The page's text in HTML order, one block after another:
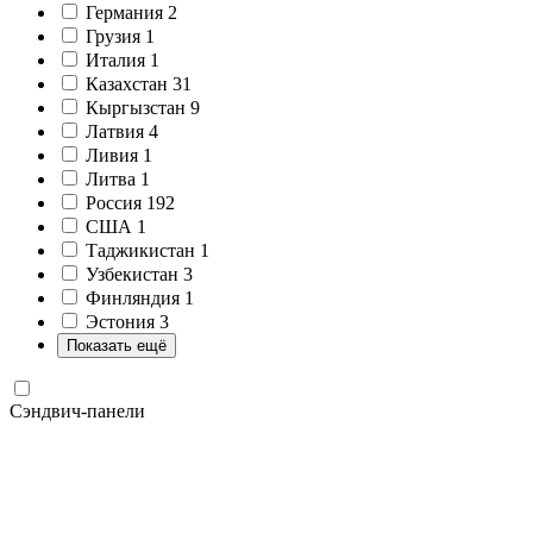
Германия 2
Грузия 1
Италия 1
Казахстан 31
Кыргызстан 9
Латвия 4
Ливия 1
Литва 1
Россия 192
США 1
Таджикистан 1
Узбекистан 3
Финляндия 1
Эстония 3
Показать ещё
Сэндвич-панели